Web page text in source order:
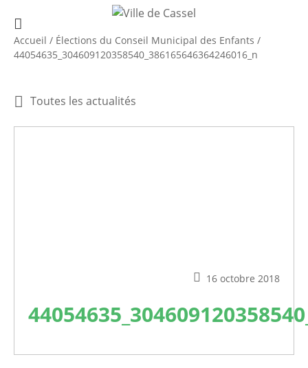
Accueil / Élections du Conseil Municipal des Enfants /
44054635_304609120358540_386165646364246016_n
Toutes les actualités
16 octobre 2018